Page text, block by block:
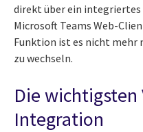
direkt über ein integriertes
Microsoft Teams Web-
Funktion ist es nicht mehr
zu wechseln.
Die
Integration